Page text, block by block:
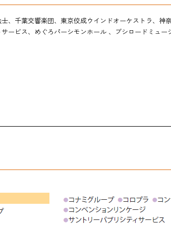
千葉交響楽団、東京佼成ウインドオーケストラ、神
ビス、めぐろパーシモンホール 、ブシロードミュ